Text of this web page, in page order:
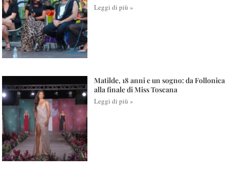
Leggi di più »
Matilde, 18 anni e un sogno: da Follonica
alla finale di Miss Toscana
Leggi di più »